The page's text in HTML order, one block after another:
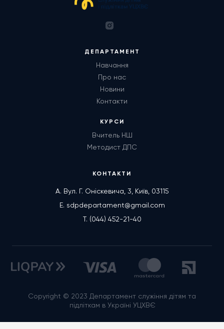
ДЕПАРТАМЕНТ
Навчання
Про нас
Новини
Контакти
КУРСИ
Вчитель НШ
Методист ДПС
КОНТАКТИ
А. Вул. Г. Оніскевича, 3, Київ, 03115
E. sdpdepartament@gmail.com
T. (044) 452-21-40
Copyright © 2023 Департамент служіння дітям та
підліткам в Україні УЦХВЄ